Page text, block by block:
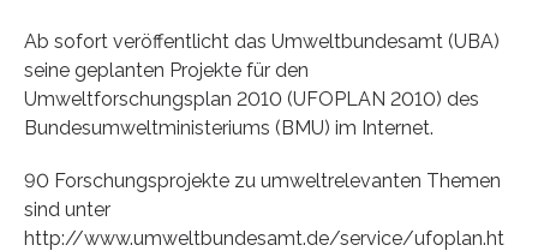
Ab sofort veröffentlicht das Umweltbundesamt (UBA)
seine geplanten Projekte für den
Umweltforschungsplan 2010 (UFOPLAN 2010) des
Bundesumweltministeriums (BMU) im Internet.
90 Forschungsprojekte zu umweltrelevanten Themen
sind unter
http://www.umweltbundesamt.de/service/ufoplan.ht